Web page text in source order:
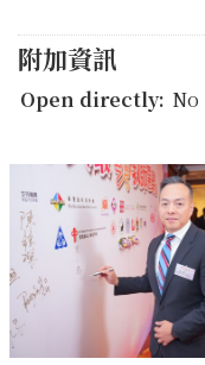
附加資訊
Open directly: No